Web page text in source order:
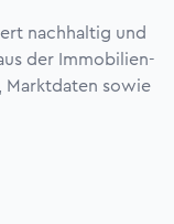
nachhaltig und
der Immobilien-
Marktdaten sowie